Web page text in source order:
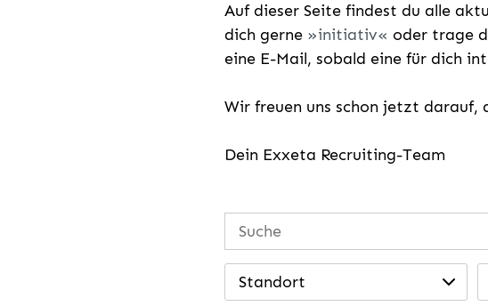
Auf dieser Seite findest du alle
dich gerne
initiativ oder trage
eine E-Mail, sobald eine für dich
Wir freuen uns schon jetzt darauf,
Dein Exxeta Recruiting-Team
Standort